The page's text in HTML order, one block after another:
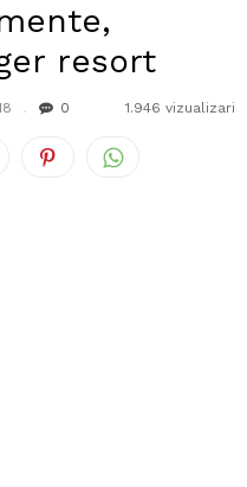
resort
0 1.946 vizualizari